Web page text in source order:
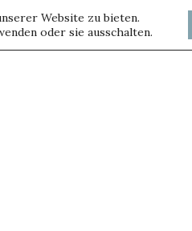
Website zu bieten.
oder sie ausschalten.